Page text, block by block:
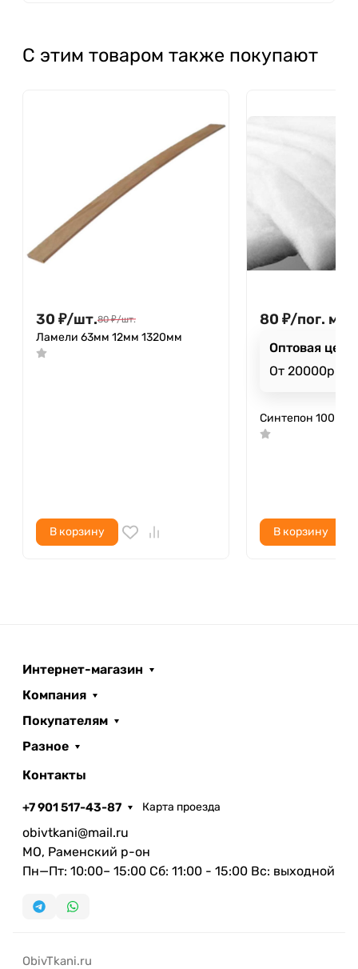
С этим товаром также покупают
30 ₽/шт.80 ₽/шт.
Ламели 63мм 12мм 1320мм
В корзину
80 ₽/пог. м
Оптовая цена
От 20000р
Синтепон 100 г/
В корзину
Интернет-магазин
Компания
Покупателям
Разное
Контакты
+7 901 517-43-87 Карта проезда
obivtkani@mail.ru
МО, Раменский р-он
Пн—Пт: 10:00– 15:00 Сб: 11:00 - 15:00 Вс: выходной
ObivTkani.ru